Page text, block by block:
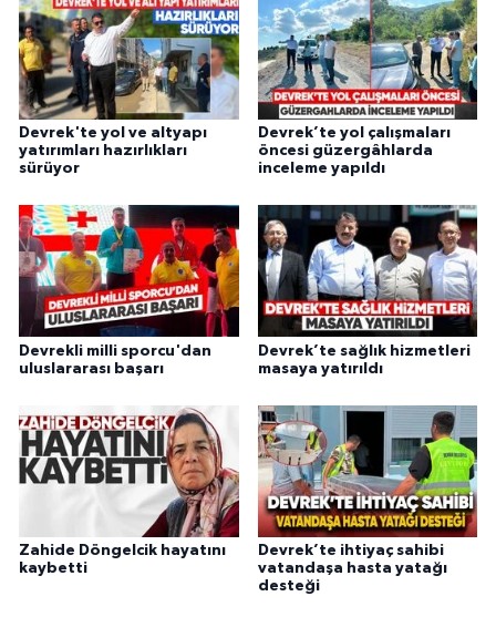
Devrek'te yol ve altyapı
yatırımları hazırlıkları
sürüyor
Devrek’te yol çalışmaları
öncesi güzergâhlarda
inceleme yapıldı
Devrekli milli sporcu'dan
uluslararası başarı
Devrek’te sağlık hizmetleri
masaya yatırıldı
Zahide Döngelcik hayatını
kaybetti
Devrek’te ihtiyaç sahibi
vatandaşa hasta yatağı
desteği